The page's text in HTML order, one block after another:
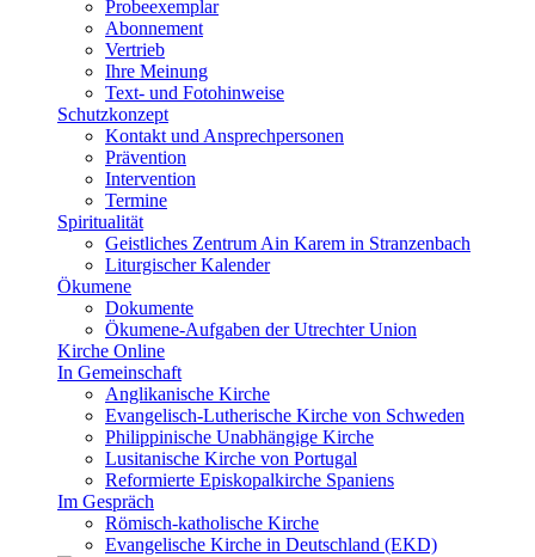
Probeexemplar
Abonnement
Vertrieb
Ihre Meinung
Text- und Fotohinweise
Schutzkonzept
Kontakt und Ansprechpersonen
Prävention
Intervention
Termine
Spiritualität
Geistliches Zentrum Ain Karem in Stranzenbach
Liturgischer Kalender
Ökumene
Dokumente
Ökumene-Aufgaben der Utrechter Union
Kirche Online
In Gemeinschaft
Anglikanische Kirche
Evangelisch-Lutherische Kirche von Schweden
Philippinische Unabhängige Kirche
Lusitanische Kirche von Portugal
Reformierte Episkopalkirche Spaniens
Im Gespräch
Römisch-katholische Kirche
Evangelische Kirche in Deutschland (EKD)